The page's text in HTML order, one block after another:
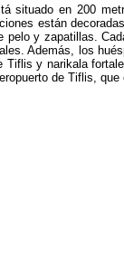
situado en 200
están
y zapatillas.
Además, los
y narikala
de Tiflis, que